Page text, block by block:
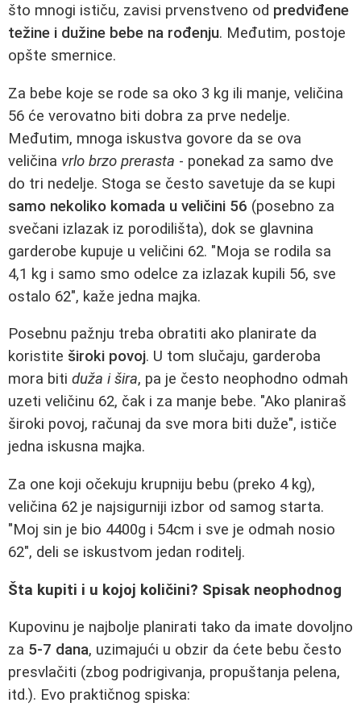
što mnogi ističu, zavisi prvenstveno od predviđene
težine i dužine bebe na rođenju. Međutim, postoje
opšte smernice.
Za bebe koje se rode sa oko 3 kg ili manje, veličina
56 će verovatno biti dobra za prve nedelje.
Međutim, mnoga iskustva govore da se ova
veličina vrlo brzo prerasta - ponekad za samo dve
do tri nedelje. Stoga se često savetuje da se kupi
samo nekoliko komada u veličini 56 (posebno za
svečani izlazak iz porodilišta), dok se glavnina
garderobe kupuje u veličini 62. "Moja se rodila sa
4,1 kg i samo smo odelce za izlazak kupili 56, sve
ostalo 62", kaže jedna majka.
Posebnu pažnju treba obratiti ako planirate da
koristite široki povoj. U tom slučaju, garderoba
mora biti duža i šira, pa je često neophodno odmah
uzeti veličinu 62, čak i za manje bebe. "Ako planiraš
široki povoj, računaj da sve mora biti duže", ističe
jedna iskusna majka.
Za one koji očekuju krupniju bebu (preko 4 kg),
veličina 62 je najsigurniji izbor od samog starta.
"Moj sin je bio 4400g i 54cm i sve je odmah nosio
62", deli se iskustvom jedan roditelj.
Šta kupiti i u kojoj količini? Spisak neophodnog
Kupovinu je najbolje planirati tako da imate dovoljno
za 5-7 dana, uzimajući u obzir da ćete bebu često
presvlačiti (zbog podrigivanja, propuštanja pelena,
itd.). Evo praktičnog spiska: